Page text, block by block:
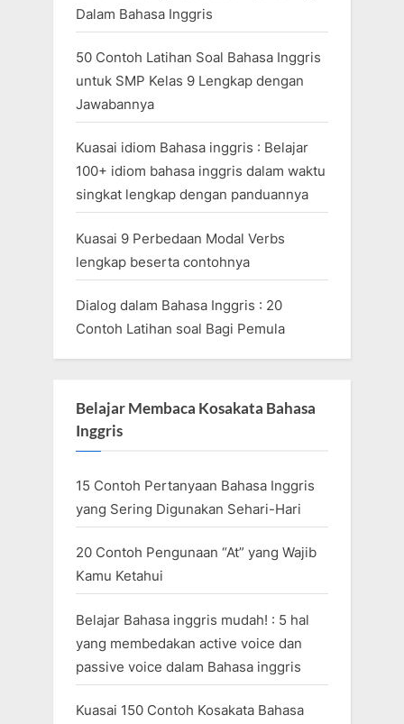
Dalam Bahasa Inggris
50 Contoh Latihan Soal Bahasa Inggris
untuk SMP Kelas 9 Lengkap dengan
Jawabannya
Kuasai idiom Bahasa inggris : Belajar
100+ idiom bahasa inggris dalam waktu
singkat lengkap dengan panduannya
Kuasai 9 Perbedaan Modal Verbs
lengkap beserta contohnya
Dialog dalam Bahasa Inggris : 20
Contoh Latihan soal Bagi Pemula
Belajar Membaca Kosakata Bahasa
Inggris
15 Contoh Pertanyaan Bahasa Inggris
yang Sering Digunakan Sehari-Hari
20 Contoh Pengunaan “At” yang Wajib
Kamu Ketahui
Belajar Bahasa inggris mudah! : 5 hal
yang membedakan active voice dan
passive voice dalam Bahasa inggris
Kuasai 150 Contoh Kosakata Bahasa